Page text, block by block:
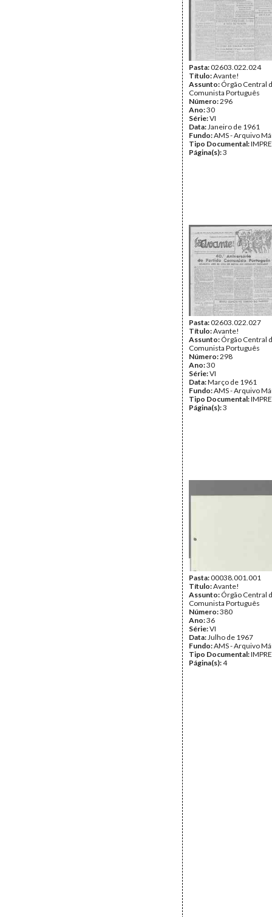
Pasta:02603.022.024
Título:Avante!
Assunto: Órgão Central
Comunista Português
Número:296
Ano:30
Série:VI
Data:Janeiro de 1961
Fundo:AMS - Arquivo
Tipo Documental:
Página(s):3
Pasta:02603.022.027
Título:Avante!
Assunto: Órgão Central
Comunista Português
Número:298
Ano:30
Série:VI
Data:Março de 1961
Fundo:AMS - Arquivo
Tipo Documental:
Página(s):3
Pasta:00038.001.001
Título:Avante!
Assunto: Órgão Central
Comunista Português
Número:380
Ano:36
Série:VI
Data:Julho de 1967
Fundo:AMS - Arquivo
Tipo Documental:
Página(s):4